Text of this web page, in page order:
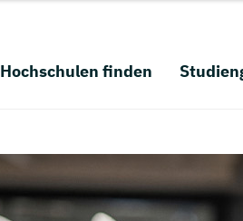
Hochschulen finden